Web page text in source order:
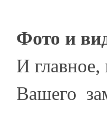
Фото и
И главное,
Вашего